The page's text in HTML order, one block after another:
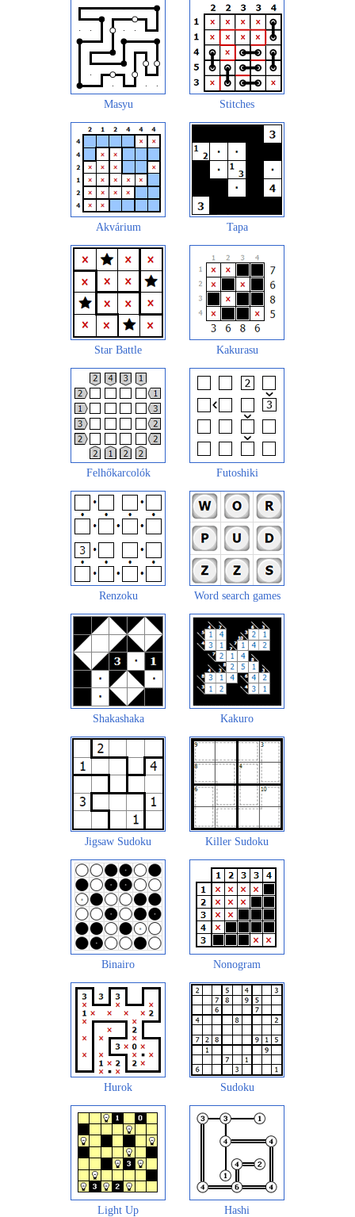
Masyu Stitches
Akvárium Tapa
Star Battle Kakurasu
Felhőkarcolók Futoshiki
Renzoku Word search games
Shakashaka Kakuro
Jigsaw Sudoku Killer Sudoku
Binairo Nonogram
Hurok Sudoku
Light Up Hashi